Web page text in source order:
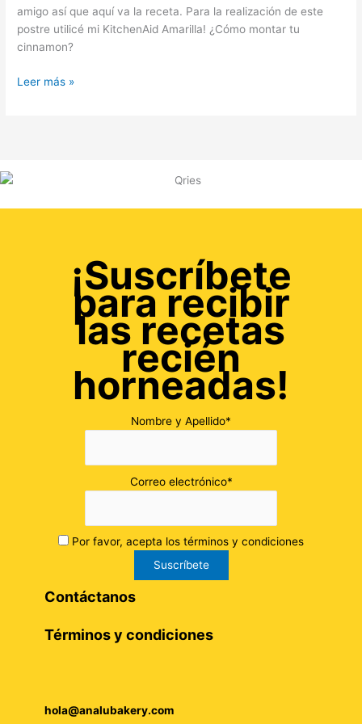
amigo así que aquí va la receta. Para la realización de este
postre utilicé mi KitchenAid Amarilla! ¿Cómo montar tu
cinnamon?
Leer más »
¡Suscríbete
para recibir
las recetas
recién
horneadas!
Nombre y Apellido*
Correo electrónico*
Por favor, acepta los términos y condiciones
Contáctanos
Términos y condiciones
hola@analubakery.com